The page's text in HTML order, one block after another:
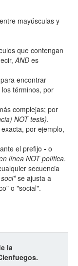
mayúsculas y
que contengan
AND es
para encontrar
términos, por
complejas; por
NOT tesis).
por ejemplo,
el prefijo - o
línea NOT política.
secuencia
se ajusta a
o "social".
la